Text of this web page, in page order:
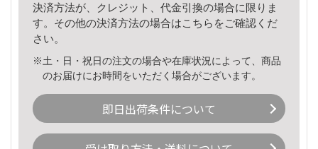
決済方法が、クレジット、代金引換の場合に限りま
す。その他の決済方法の場合はこちら をご確認くだ
さい。
※土・日・祝日の注文の場合や在庫状況によって、商品
のお届けにお時間をいただく場合がございます。
即日出荷条件について